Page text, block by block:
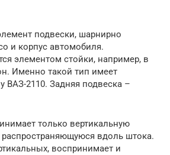
подвески, шарнирно
и корпус автомобиля.
элементом стойки, например, в
Именно такой тип имеет
ВАЗ-2110. Задняя подвеска –
только вертикальную
распространяющуюся вдоль штока.
воспринимает и